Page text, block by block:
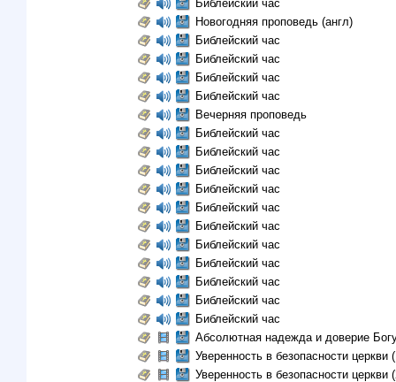
Библейский час
Новогодняя проповедь (англ)
Библейский час
Библейский час
Библейский час
Библейский час
Вечерняя проповедь
Библейский час
Библейский час
Библейский час
Библейский час
Библейский час
Библейский час
Библейский час
Библейский час
Библейский час
Библейский час
Библейский час
Абсолютная надежда и доверие
Уверенность в безопасности церкви
Уверенность в безопасности церкви